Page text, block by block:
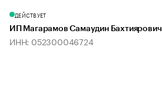
ДЕЙСТВУЕТ
ИП Магарамов Самаудин Бахтиярович
ИНН: 052300046724